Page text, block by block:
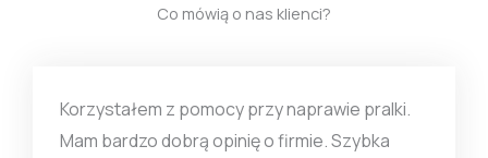
Co mówią o nas klienci?
Korzystałem z pomocy przy naprawie pralki.
Mam bardzo dobrą opinię o firmie. Szybka